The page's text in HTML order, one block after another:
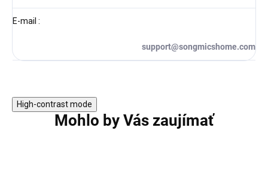
E-mail :
support@songmicshome.com
High-contrast mode
Mohlo by Vás zaujímať